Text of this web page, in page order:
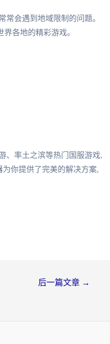
常会遇到地域限制的问题。
各地的精彩游戏。
、率土之滨等热门国服游戏,
你提供了完美的解决方案,
后一篇文章 →